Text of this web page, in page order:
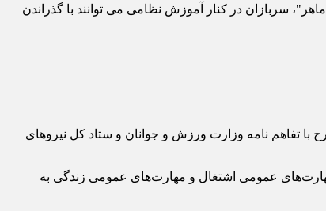
سربازان در کنار آموزش نظامی می توانند با گذراندن
با تفاهم نامه وزارت ورزش و جوانان و ستاد کل نیروهای
و جوانان استان اردبیل به مدت 6 ماه در قالب دوره‌های آموزشی مهارت‌های عمومی اشتغال و مهارت‌های عمومی زندگی به